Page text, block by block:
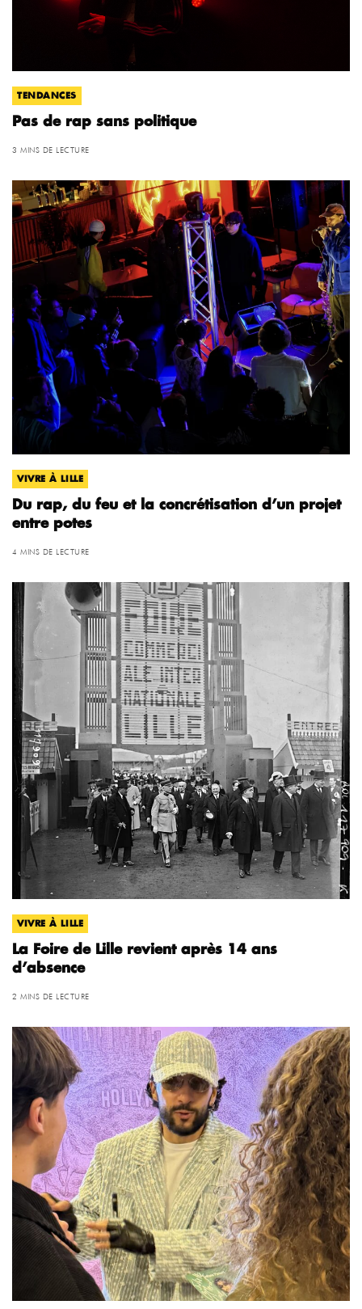
TENDANCES
Pas de rap sans politique
3 MINS DE LECTURE
VIVRE À LILLE
Du rap, du feu et la concrétisation d’un projet
entre potes
4 MINS DE LECTURE
VIVRE À LILLE
La Foire de Lille revient après 14 ans
d’absence
2 MINS DE LECTURE